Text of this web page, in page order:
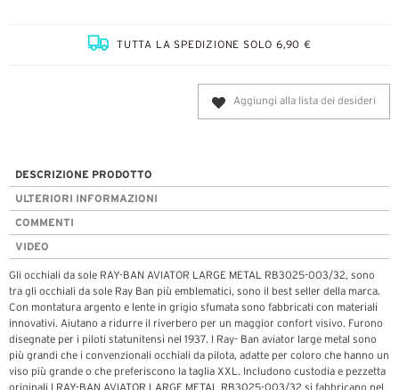
TUTTA LA SPEDIZIONE SOLO 6,90 €
Aggiungi alla lista dei desideri
DESCRIZIONE PRODOTTO
ULTERIORI INFORMAZIONI
COMMENTI
VIDEO
Gli occhiali da sole RAY-BAN AVIATOR LARGE METAL RB3025-003/32, sono
tra gli occhiali da sole Ray Ban più emblematici, sono il best seller della marca.
Con montatura argento e lente in grigio sfumata sono fabbricati con materiali
innovativi. Aiutano a ridurre il riverbero per un maggior confort visivo. Furono
disegnate per i piloti statunitensi nel 1937. I Ray- Ban aviator large metal sono
più grandi che i convenzionali occhiali da pilota, adatte per coloro che hanno un
viso più grande o che preferiscono la taglia XXL. Includono custodia e pezzetta
originali I RAY-BAN AVIATOR LARGE METAL RB3025-003/32 si fabbricano nel